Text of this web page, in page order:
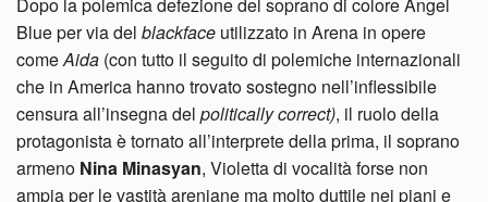
Dopo la polemica defezione del soprano di colore Angel
Blue per via del blackface utilizzato in Arena in opere
comeAida (con tutto il seguito di polemiche internazionali
che in America hanno trovato sostegno nell’inflessibile
censura all’insegna del politically correct), il ruolo della
protagonista è tornato all’interprete della prima, il soprano
armeno Nina Minasyan, Violetta di vocalità forse non
ampia per le vastità areniane ma molto duttile nei piani e